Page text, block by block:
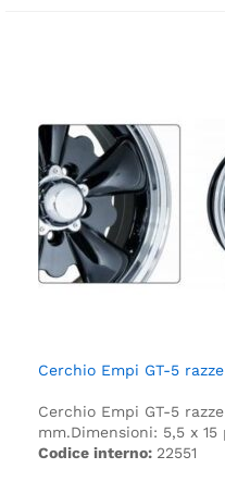
Cerchio Empi GT-5
Cerchio Empi GT-5
mm.Dimensioni: 5,5 x 15
Codice interno: 22551